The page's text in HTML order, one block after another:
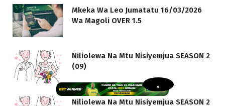
Mkeka Wa Leo Jumatatu 16/03/2026
Wa Magoli OVER 1.5
Niliolewa Na Mtu Nisiyemjua SEASON 2
(09)
Niliolewa Na Mtu Nisiyemjua SEASON 2
×